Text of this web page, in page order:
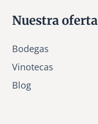
Nuestra oferta
Bodegas
Vinotecas
Blog